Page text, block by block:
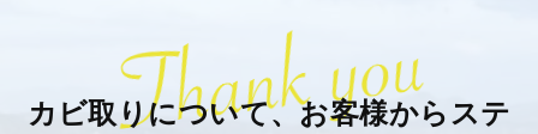
カビ取りについて、お客様からステ